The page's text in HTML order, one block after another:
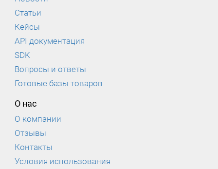
Статьи
Кейсы
API документация
SDK
Вопросы и ответы
Готовые базы товаров
О нас
О компании
Отзывы
Контакты
Условия использования